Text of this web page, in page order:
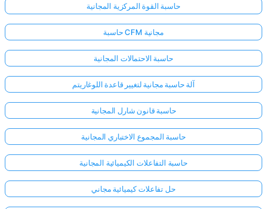
حاسبة القوة المركزية المجانية
حاسبة CFM مجانية
حاسبة الاحتمالات المجانية
آلة حاسبة مجانية لتغيير قاعدة اللوغاريتم
حاسبة قانون شارل المجانية
حاسبة المجموع الاختباري المجانية
حاسبة التفاعلات الكيميائية المجانية
حل تفاعلات كيميائية مجاني